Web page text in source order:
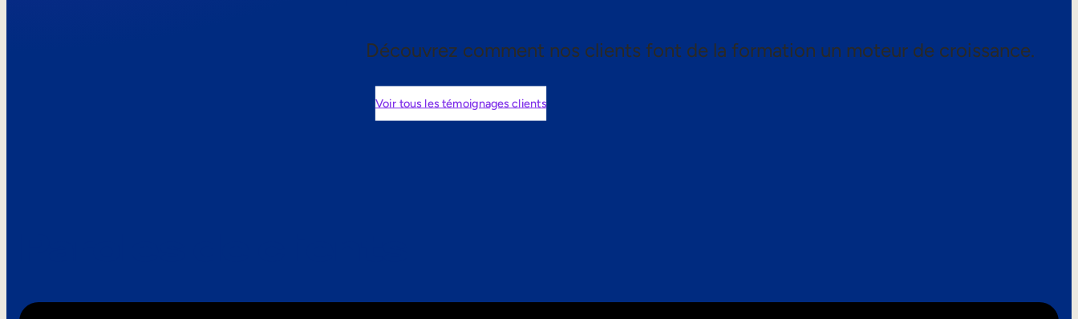
Découvrez comment nos clients font de la formation un moteur de croissance.
Voir tous les témoignages clients